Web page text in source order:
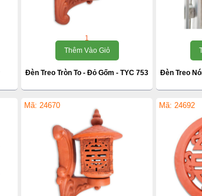
1
Thêm Vào Giỏ
Đèn Treo Tròn To - Đỏ Gốm - TYC 753 Đèn Treo
Mã: 24670 Mã: 24692